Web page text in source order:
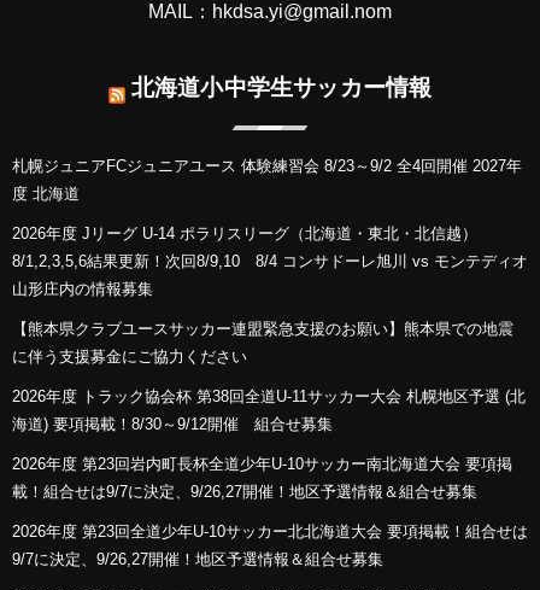
MAIL：hkdsa.yi@gmail.nom
北海道小中学生サッカー情報
札幌ジュニアFCジュニアユース 体験練習会 8/23～9/2 全4回開催 2027年
度 北海道
2026年度 Jリーグ U-14 ポラリスリーグ（北海道・東北・北信越）
8/1,2,3,5,6結果更新！次回8/9,10 8/4 コンサドーレ旭川 vs モンテディオ
山形庄内の情報募集
【熊本県クラブユースサッカー連盟緊急支援のお願い】熊本県での地震
に伴う支援募金にご協力ください
2026年度 トラック協会杯 第38回全道U-11サッカー大会 札幌地区予選 (北
海道) 要項掲載！8/30～9/12開催 組合せ募集
2026年度 第23回岩内町長杯全道少年U-10サッカー南北海道大会 要項掲
載！組合せは9/7に決定、9/26,27開催！地区予選情報＆組合せ募集
2026年度 第23回全道少年U-10サッカー北北海道大会 要項掲載！組合せは
9/7に決定、9/26,27開催！地区予選情報＆組合せ募集